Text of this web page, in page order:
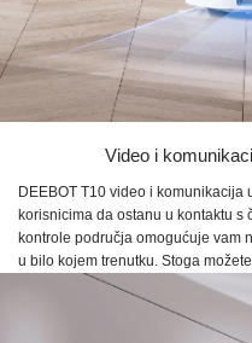
Video i
DEEBOT T10 video i komunikacija
korisnicima da ostanu u kontaktu s
kontrole područja omogućuje vam
u bilo kojem trenutku. Stoga